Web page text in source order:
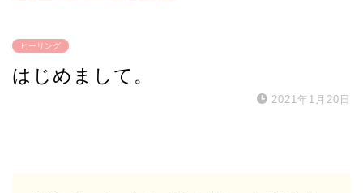
ヒーリング
はじめまして。
2021年1月20日